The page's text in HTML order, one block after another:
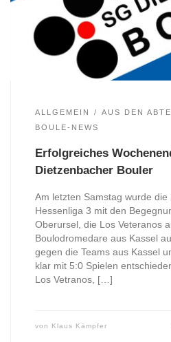
ALLGEMEIN
AUS DEN
BOULE-NEWS
Erfolgreiches
Dietzenbacher Bouler
Am letzten Samstag wurde die
Hessenliga 3 mit den
Oberursel, die Los Veteranos
Boulodromedare aus Kassel
gegen die Teams aus Kassel
klar mit 5:0 Spielen
Los Vetranos, […]
von Klaus Kämpfer